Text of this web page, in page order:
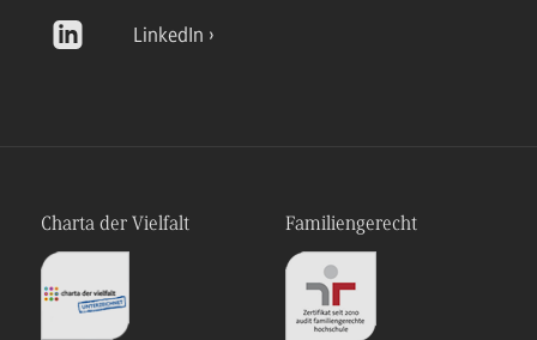
LinkedIn
Charta der Vielfalt Familiengerecht